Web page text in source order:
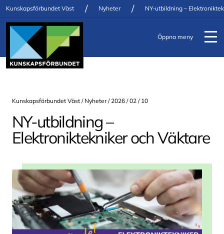
Kunskapsförbundet Väst / Nyheter / NY-utbildning –
Öppna meny
Kunskapsförbundet Väst / Nyheter/ 2026 / 02 / 10
NY-utbildning –
Elektroniktekniker och Väktare